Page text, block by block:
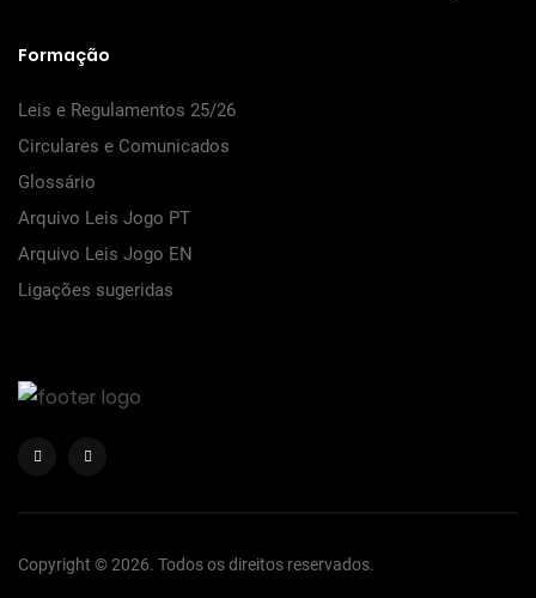
Formação
Leis e Regulamentos 25/26
Circulares e Comunicados
Glossário
Arquivo Leis Jogo PT
Arquivo Leis Jogo EN
Ligações sugeridas
Copyright © 2026. Todos os direitos reservados.